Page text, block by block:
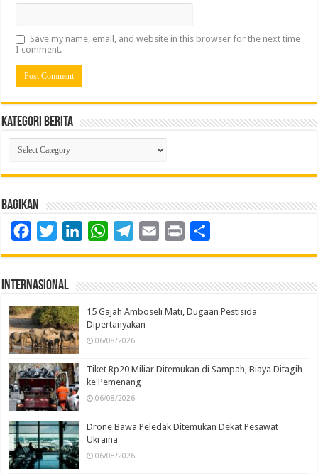
Save my name, email, and website in this browser for the next time
I comment.
Kategori Berita
Kategori
Berita
Bagikan
FacebookTwitterLinkedInWhatsAppTelegram
Email Print
Internasional
15 Gajah Amboseli Mati, Dugaan Pestisida
Dipertanyakan
06/08/2026
Tiket Rp20 Miliar Ditemukan di Sampah, Biaya Ditagih
ke Pemenang
06/08/2026
Drone Bawa Peledak Ditemukan Dekat Pesawat
Ukraina
06/08/2026